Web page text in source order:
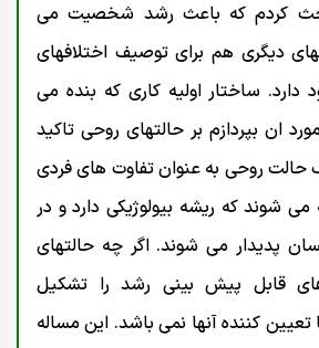
کردم که باعث رشد شخصیت می
دیگری هم برای توصیف اختلافهای
ساختار اولیه کاری که بنده می
ان بپردازم بر حالتهای روحی تاکید
حالت روحی به عنوان تفاوت های فردی
می شوند که ریشه بیولوژیکی دارد و در
پدیدار می شوند. اگر چه حالتهای
قابل پیش بینی رشد را تشکیل
کننده آنها نمی باشد. این مساله